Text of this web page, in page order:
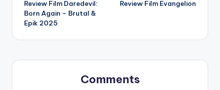
navigation
Review Film Daredevil:
Born Again – Brutal &
Epik 2025
Review Film Evangelion
Comments